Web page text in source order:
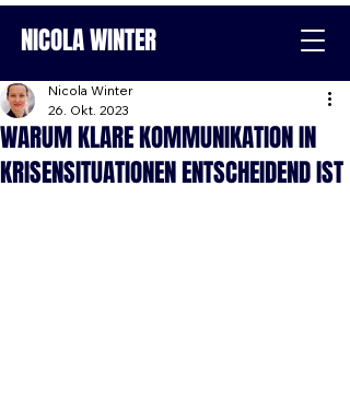
NICOLA WINTER
WARUM KLARE KOMMUNIKATION IN
KRISENSITUATIONEN ENTSCHEIDEND IST
Nicola Winter
26. Okt. 2023